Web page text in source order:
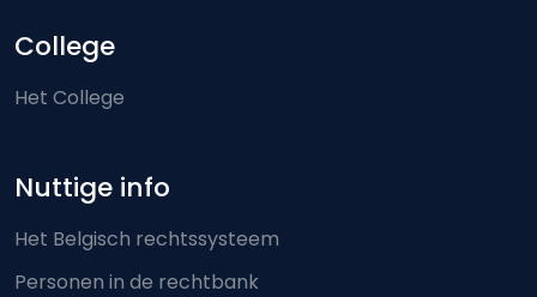
College
Het College
Nuttige info
Het Belgisch rechtssysteem
Personen in de rechtbank